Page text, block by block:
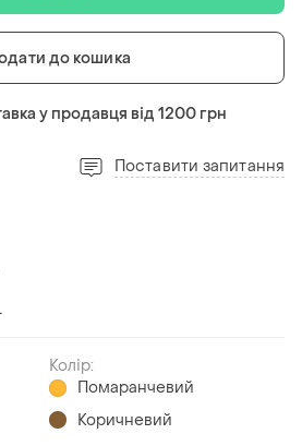
до кошика
у продавця від 1200 грн
Поставити запитання
Колір:
Помаранчевий
Коричневий